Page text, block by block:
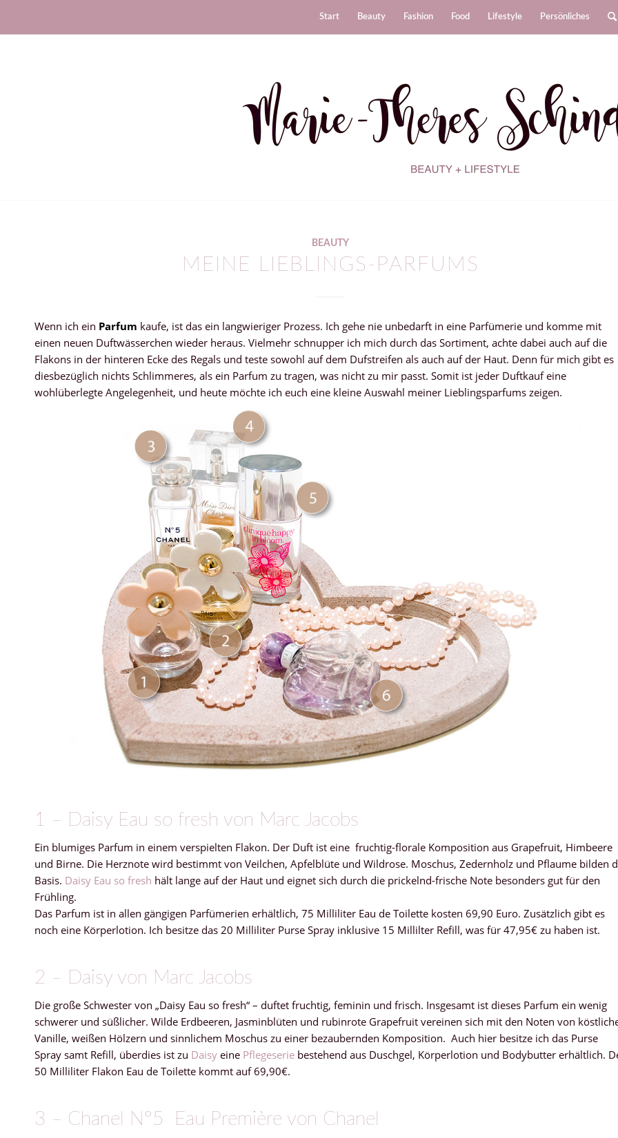
Start Beauty Fashion Food Lifestyle Persönliches
BEAUTY
MEINE LIEBLINGS-PARFUMS
Wenn ich ein Parfum kaufe, ist das ein langwieriger Prozess. Ich gehe nie unbedarft in eine Parfümerie und komme mit
einen neuen Duftwässerchen wieder heraus. Vielmehr schnupper ich mich durch das Sortiment, achte dabei auch auf die
Flakons in der hinteren Ecke des Regals und teste sowohl auf dem Dufstreifen als auch auf der Haut. Denn für mich gibt es
diesbezüglich nichts Schlimmeres, als ein Parfum zu tragen, was nicht zu mir passt. Somit ist jeder Duftkauf eine
wohlüberlegte Angelegenheit, und heute möchte ich euch eine kleine Auswahl meiner Lieblingsparfums zeigen.
1 – Daisy Eau so fresh von Marc Jacobs
Ein blumiges Parfum in einem verspielten Flakon. Der Duft ist eine fruchtig-florale Komposition aus Grapefruit, Himbeere
und Birne. Die Herznote wird bestimmt von Veilchen, Apfelblüte und Wildrose. Moschus, Zedernholz und Pflaume bilden
Basis. Daisy Eau so fresh hält lange auf der Haut und eignet sich durch die prickelnd-frische Note besonders gut für den
Frühling.
Das Parfum ist in allen gängigen Parfümerien erhältlich, 75 Milliliter Eau de Toilette kosten 69,90 Euro. Zusätzlich gibt es
noch eine Körperlotion. Ich besitze das 20 Milliliter Purse Spray inklusive 15 Millilter Refill, was für 47,95€ zu haben ist.
2 – Daisy von Marc Jacobs
Die große Schwester von „Daisy Eau so fresh“ – duftet fruchtig, feminin und frisch. Insgesamt ist dieses Parfum ein wenig
schwerer und süßlicher. Wilde Erdbeeren, Jasminblüten und rubinrote Grapefruit vereinen sich mit den Noten von
Vanille, weißen Hölzern und sinnlichem Moschus zu einer bezaubernden Komposition. Auch hier besitze ich das Purse
Spray samt Refill, überdies ist zu Daisy eine Pflegeserie bestehend aus Duschgel, Körperlotion und Bodybutter erhältlich.
50 Milliliter Flakon Eau de Toilette kommt auf 69,90€.
3 – Chanel N°5 Eau Première von Chanel